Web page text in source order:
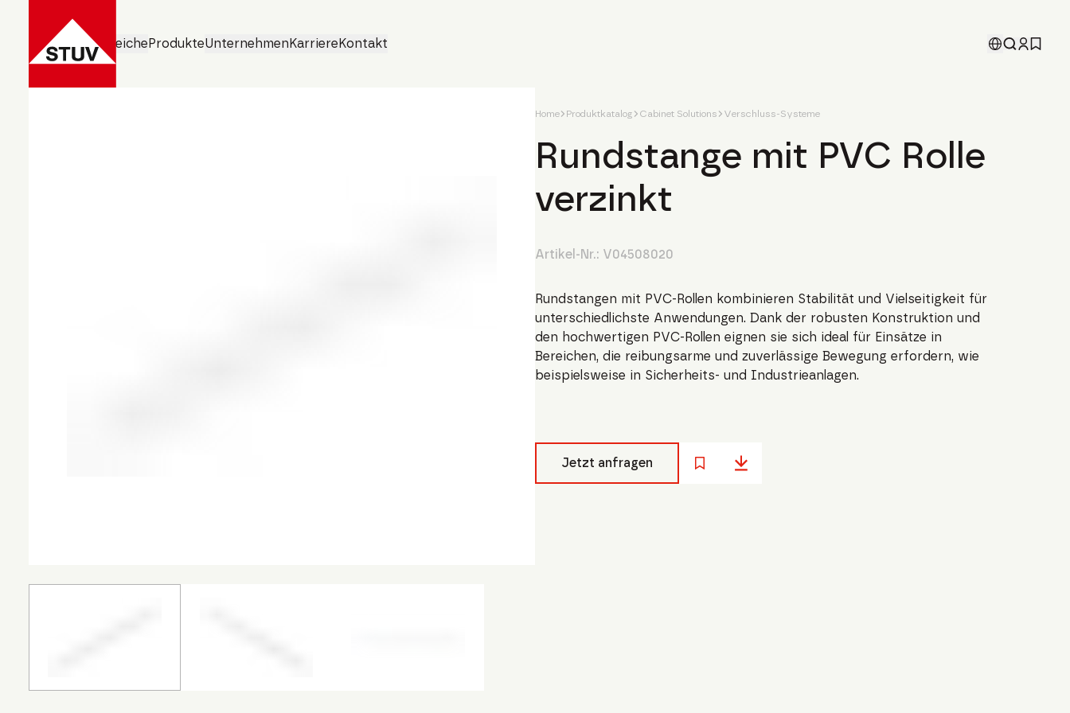
GeschäftsbereicheProdukteUnternehmenKarriereKontakt
Home Produktkatalog Cabinet Solutions Verschluss-Systeme
Rundstange mit PVC Rolle
verzinkt
Artikel-Nr.: V04508020
Rundstangen mit PVC-Rollen kombinieren Stabilität und Vielseitigkeit für
unterschiedlichste Anwendungen. Dank der robusten Konstruktion und
den hochwertigen PVC-Rollen eignen sie sich ideal für Einsätze in
Bereichen, die reibungsarme und zuverlässige Bewegung erfordern, wie
beispielsweise in Sicherheits- und Industrieanlagen.
Jetzt anfragen